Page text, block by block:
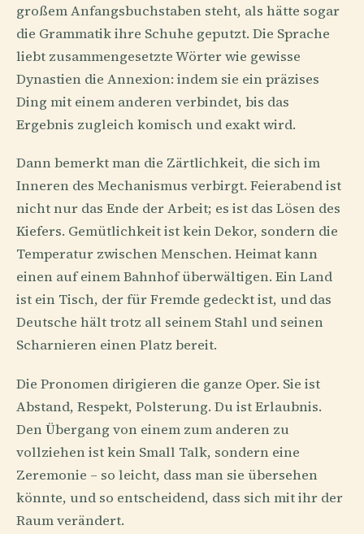
großem Anfangsbuchstaben steht, als hätte sogar
die Grammatik ihre Schuhe geputzt. Die Sprache
liebt zusammengesetzte Wörter wie gewisse
Dynastien die Annexion: indem sie ein präzises
Ding mit einem anderen verbindet, bis das
Ergebnis zugleich komisch und exakt wird.
Dann bemerkt man die Zärtlichkeit, die sich im
Inneren des Mechanismus verbirgt. Feierabend ist
nicht nur das Ende der Arbeit; es ist das Lösen des
Kiefers. Gemütlichkeit ist kein Dekor, sondern die
Temperatur zwischen Menschen. Heimat kann
einen auf einem Bahnhof überwältigen. Ein Land
ist ein Tisch, der für Fremde gedeckt ist, und das
Deutsche hält trotz all seinem Stahl und seinen
Scharnieren einen Platz bereit.
Die Pronomen dirigieren die ganze Oper. Sie ist
Abstand, Respekt, Polsterung. Du ist Erlaubnis.
Den Übergang von einem zum anderen zu
vollziehen ist kein Small Talk, sondern eine
Zeremonie – so leicht, dass man sie übersehen
könnte, und so entscheidend, dass sich mit ihr der
Raum verändert.